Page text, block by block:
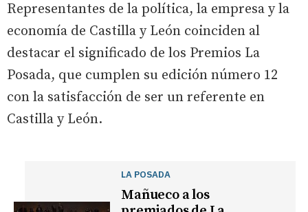
Representantes de la política, la empresa y la
economía de Castilla y León coinciden al
destacar el significado de los Premios La
Posada, que cumplen su edición número 12
con la satisfacción de ser un referente en
Castilla y León.
LA POSADA
Mañueco a los